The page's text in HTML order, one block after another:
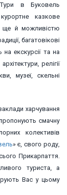
в Буковель
казкове
ще й можливістю
багатовікові
екскурсії та на
релігії
музеї, скельні
харчування
смачну
колективів
» є, свого роду,
Прикарпаття.
туриста, а
Вас у цьому